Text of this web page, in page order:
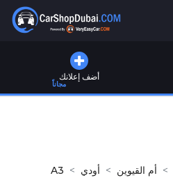
أضف إعلانك
مجاناً
أم القيوين أودي A3